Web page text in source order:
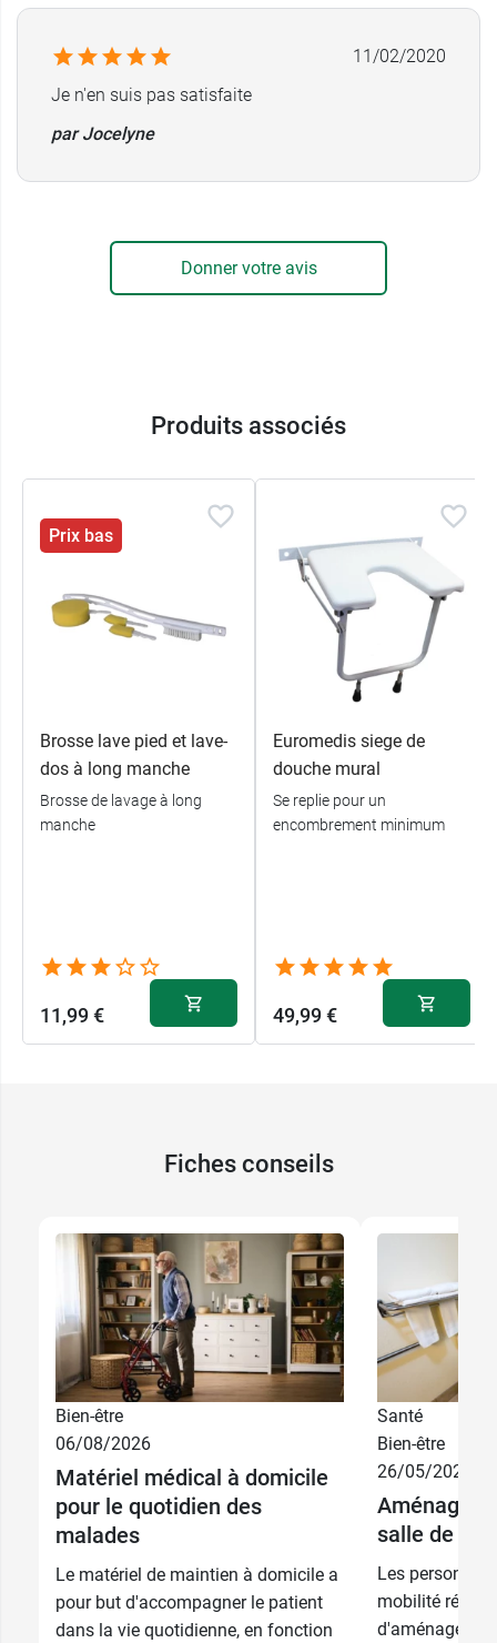
11/02/2020
Je n'en suis pas satisfaite
par Jocelyne
Donner votre avis
Produits associés
Prix bas
Brosse lave pied et lave-
dos à long manche
Brosse de lavage à long
manche
11,99 €
Euromedis siege de
douche mural
Se replie pour un
encombrement minimum
49,99 €
Fiches conseils
Bien-être
06/08/2026
Matériel médical à domicile
pour le quotidien des
malades
Le matériel de maintien à domicile a
pour but d'accompagner le patient
dans la vie quotidienne, en fonction
Santé
Bien-être
26/05/2026
Aménager
salle de
Les
mobilité
d'aménager